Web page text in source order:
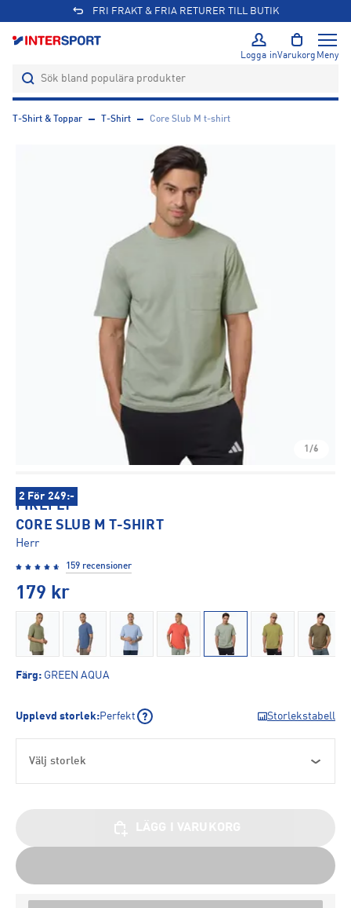
FRI FRAKT & FRIA RETURER TILL BUTIK
Logga inVarukorg Meny
T-Shirt & Toppar T-Shirt Core Slub M t-shirt
1/6
2 För 249:-
FIREFLY
CORE SLUB M T-SHIRT
Herr
159 recensioner
179 kr
Färg: GREEN AQUA
Upplevd storlek:Perfekt Storlekstabell
Välj storlek